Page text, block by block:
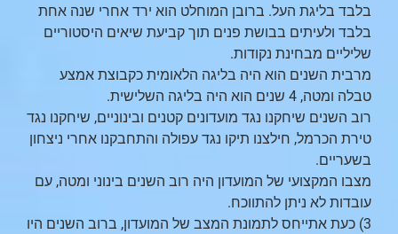
בלבד בליגת העל. ברובן המוחלט הוא ירד אחרי שנה אחת
בלבד ולעיתים בבושת פנים תוך קביעת שיאים היסטוריים
שליליים מבחינת נקודות.
מרבית השנים הוא היה בליגה הלאומית כקבוצת אמצע
טבלה ומטה, 4 שנים הוא היה בליגה השלישית.
רוב השנים שיחקנו נגד מועדונים קטנים ובינוניים, שיחקנו נגד
טירת הכרמל, חילצנו תיקו נגד עפולה והתחבקנו אחרי ניצחון
בשעריים.
מצבו המקצועי של המועדון היה רוב השנים בינוני ומטה, עם
עובדות לא ניתן להתווכח.
3) כעת אתייחס לתמונת המצב של המועדון, ברוב השנים היו